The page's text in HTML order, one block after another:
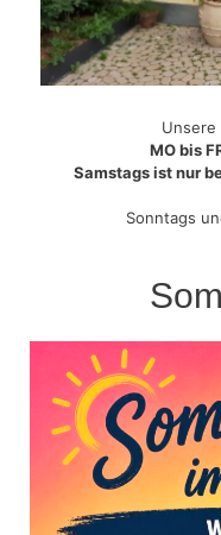
Unsere
MO bis
Samstags ist nur
Sonntags